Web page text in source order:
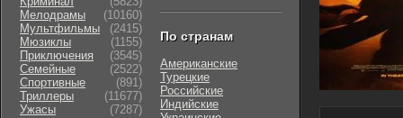
Мелодрамы
(10160)
Мультфильмы
(2415)
Мюзиклы
(1155)
Приключения
(3545)
Семейные
(2522)
Cпортивные
(891)
Триллеры
(11677)
Ужасы
(7287)
По странам
Американские
Турецкие
Российские
Индийские